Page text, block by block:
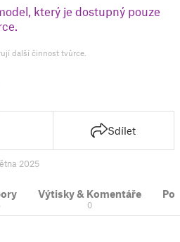
který je dostupný pouze
další činnost tvůrce.
Sdílet
2025
Výtisky & Komentáře
0